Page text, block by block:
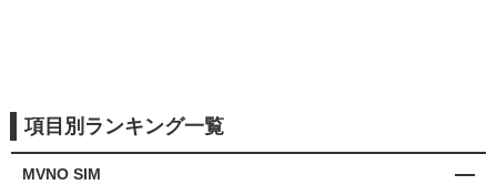
項目別ランキング一覧
MVNO SIM